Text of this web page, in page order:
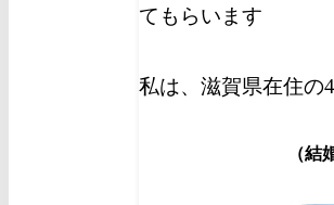
てもらいます
私は、滋賀県在住の
（結